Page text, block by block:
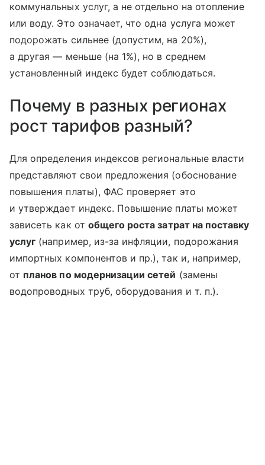
коммунальных услуг, а не отдельно на отопление
или воду. Это означает, что одна услуга может
подорожать сильнее (допустим, на 20%),
а другая — меньше (на 1%), но в среднем
установленный индекс будет соблюдаться.
Почему в разных регионах
рост тарифов разный?
Для определения индексов региональные власти
представляют свои предложения (обоснование
повышения платы), ФАС проверяет это
и утверждает индекс. Повышение платы может
зависеть как от общего роста затрат на поставку
услуг (например, из-за инфляции, подорожания
импортных компонентов и пр.), так и, например,
от планов по модернизации сетей (замены
водопроводных труб, оборудования и т. п.).